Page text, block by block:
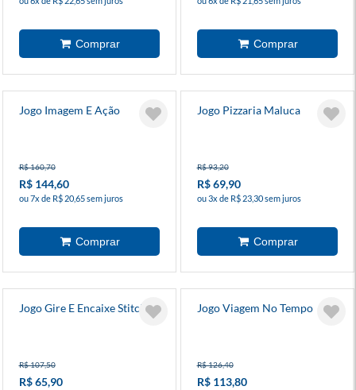
Jogo Imagem E Ação
R$ 160,70
R$ 144,60
ou 7x de R$ 20,65 sem juros
Jogo Pizzaria Maluca
R$ 93,20
R$ 69,90
ou 3x de R$ 23,30 sem juros
Jogo Gire E Encaixe Stitch
R$ 107,50
R$ 65,90
Jogo Viagem No Tempo
R$ 126,40
R$ 113,80